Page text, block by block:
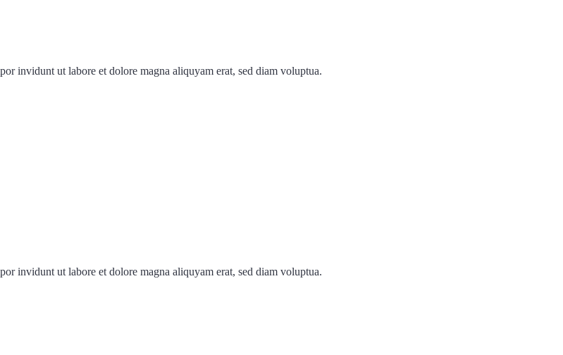
invidunt ut labore et dolore magna aliquyam erat, sed diam voluptua.
invidunt ut labore et dolore magna aliquyam erat, sed diam voluptua.